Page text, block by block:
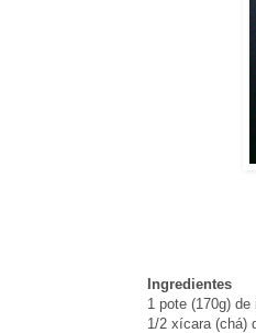
Ingredientes
1 pote (170g)
1/2 xícara (chá)